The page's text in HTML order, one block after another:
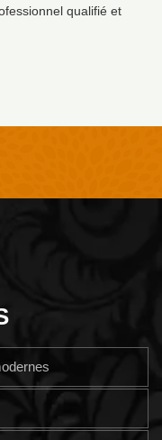
qualifié et